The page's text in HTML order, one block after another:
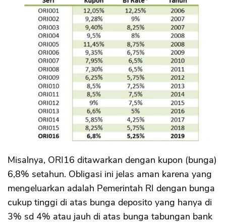
Misalnya, ORI16 ditawarkan dengan kupon (bunga)
6,8% setahun. Obligasi ini jelas aman karena yang
mengeluarkan adalah Pemerintah RI dengan bunga
cukup tinggi di atas bunga deposito yang hanya di
3% sd 4% atau jauh di atas bunga tabungan bank